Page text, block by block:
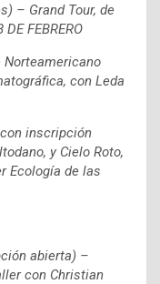
– Grand Tour, de
DE FEBRERO
Norteamericano
con Leda
inscripción
y Cielo Roto,
Ecología de las
abierta) –
con Christian